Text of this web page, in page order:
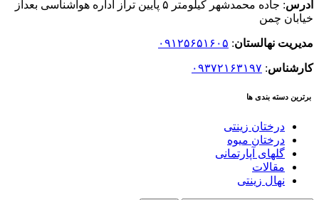
آدرس
: جاده محمدشهر کیلومتر ۵ پایین تراز اداره هواشناسی بعداز
خیابان چمن
مدیریت نهالستان: ۰۹۱۲۵۶۵۱۶۰۵
کارشناس: ۰۹۳۷۲۱۶۳۱۹۷
برترین دسته بندی ها
درختان زینتی
درختان میوه
گلهای آپارتمانی
مقالات
نهال زینتی